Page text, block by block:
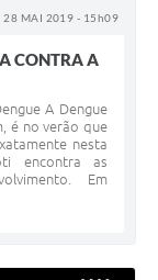
28 MAI 2019 - 15h09
CONTRA A
A Dengue
é no verão que
nesta
encontra as
Em